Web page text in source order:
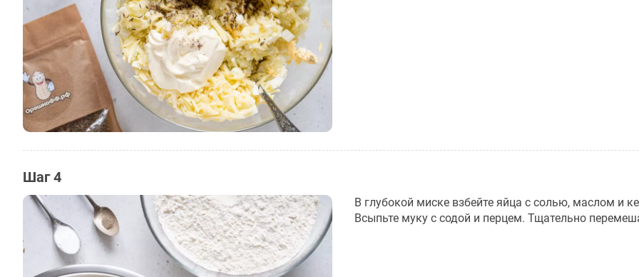
Шаг 4
В глубокой миске взбейте яйца с солью, маслом и
Всыпьте муку с содой и перцем. Тщательно